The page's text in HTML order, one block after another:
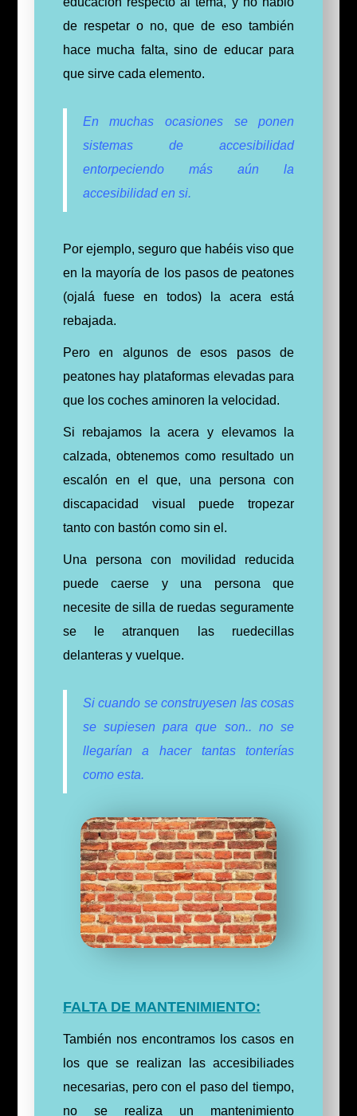
de respetar o no, que de eso también
hace mucha falta, sino de educar para
que sirve cada elemento.
En muchas ocasiones se ponen
sistemas de accesibilidad
entorpeciendo más aún la
accesibilidad en si.
Por ejemplo, seguro que habéis viso que
en la mayoría de los pasos de peatones
(ojalá fuese en todos) la acera está
rebajada.
Pero en algunos de esos pasos de
peatones hay plataformas elevadas para
que los coches aminoren la velocidad.
Si rebajamos la acera y elevamos la
calzada, obtenemos como resultado un
escalón en el que, una persona con
discapacidad visual puede tropezar
tanto con bastón como sin el.
Una persona con movilidad reducida
puede caerse y una persona que
necesite de silla de ruedas seguramente
se le atranquen las ruedecillas
delanteras y vuelque.
Si cuando se construyesen las cosas
se supiesen para que son.. no se
llegarían a hacer tantas tonterías
como esta.
FALTA DE MANTENIMIENTO:
También nos encontramos los casos en
los que se realizan las accesibiliades
necesarias, pero con el paso del tiempo,
no se realiza un mantenimiento